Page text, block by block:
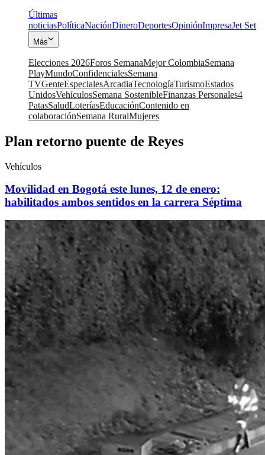
Últimas
noticiasPolíticaNaciónDineroDeportesOpiniónImpresaJet Set
Más
Elecciones 2026Foros SemanaMejor ColombiaSemana
PlayMundoConfidencialesSemana
TVGenteEspecialesArcadiaTecnologíaTurismoEstados
UnidosVehículosSemana SostenibleFinanzas Personales4
PatasSaludLoteríasEducaciónContenido en
colaboraciónSemana RuralMujeres
Plan retorno puente de Reyes
Vehículos
Movilidad en Bogotá este lunes, 12 de enero:
habilitados ambos sentidos en la carrera Séptima